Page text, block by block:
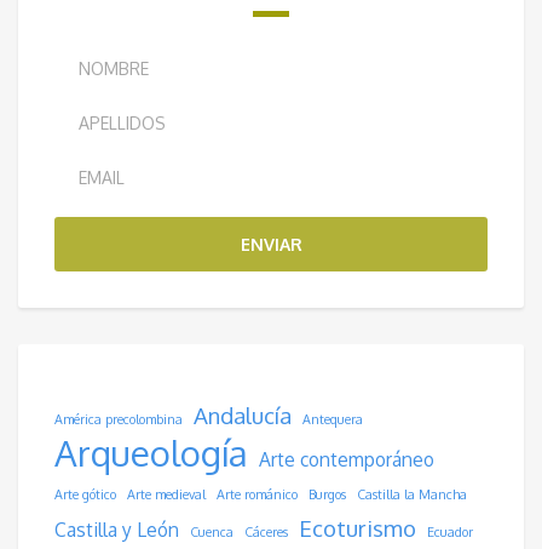
ENVIAR
América precolombina Andalucía Antequera
Arqueología Arte contemporáneo
Arte gótico Arte medieval Arte románico Burgos Castilla la Mancha
Castilla y León Cuenca Cáceres Ecoturismo Ecuador